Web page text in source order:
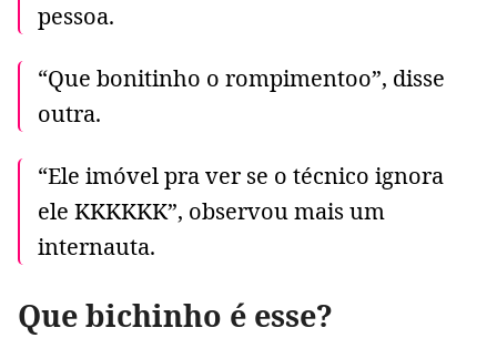
pessoa.
“Que bonitinho o rompimentoo”, disse
outra.
“Ele imóvel pra ver se o técnico ignora
ele KKKKKK”, observou mais um
internauta.
Que bichinho é esse?